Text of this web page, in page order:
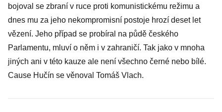
bojoval se zbraní v ruce proti komunistickému režimu a
dnes mu za jeho nekompromisní postoje hrozí deset let
vězení. Jeho případ se probíral na půdě českého
Parlamentu, mluví o něm i v zahraničí. Tak jako v mnoha
jiných ani v této kauze ale není všechno černé nebo bílé.
Cause Hučín se věnoval Tomáš Vlach.